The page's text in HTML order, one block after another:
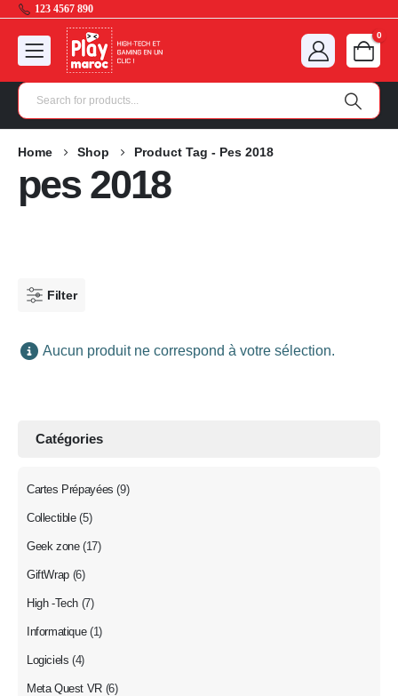
123 4567 890
0
Home Shop Product Tag - Pes 2018
pes 2018
Filter
Aucun produit ne correspond à votre sélection.
Catégories
Cartes Prépayées (9)
Collectible (5)
Geek zone (17)
GiftWrap (6)
High -Tech (7)
Informatique (1)
Logiciels (4)
Meta Quest VR (6)